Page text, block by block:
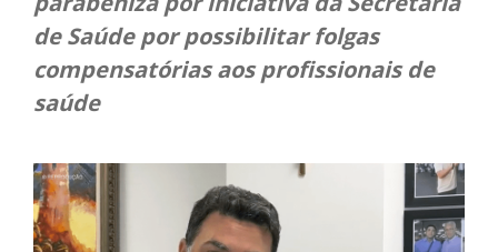
de Saúde por possibilitar folgas
compensatórias aos profissionais de
saúde